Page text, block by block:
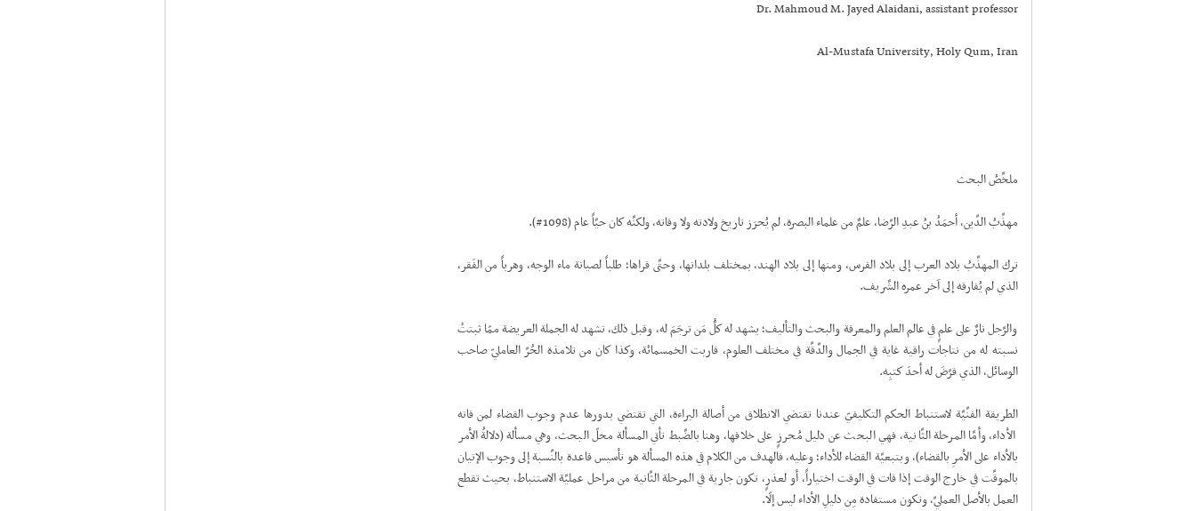
Dr. Mahmoud M. Jayed Alaidani, assistant professor
Al-Mustafa University, Holy Qum, Iran
ملخَّصُ البحث
مهذِّبُ الدِّين، أحمَدُ بنُ عبدِ الرِّضا، علمٌ من علماء البصرة، لم يُحرَز تاريخ ولادته ولا وفاته، ولكنَّه كان حيَّاً عام (1098#).
ترك المهذِّبُ بلاد العرب إلى بلاد الفرس، ومنها إلى بلاد الهند، بمختلف بلدانها، وحتَّى قراها؛ طلباً لصيانة ماء الوجه، وهرباً من الفَقر،
الذي لم يُفارقه إلى آخر عمره الشَّريف.
والرَّجل نارٌ على علمٍ في عالم العلم والمعرفة والبحث والتأليف؛ يشهد له كلُّ مَن ترجَمَ له، وقبل ذلك، تشهد له الجملة العريضة ممّا ثبتتْ
نسبته له من نتاجات راقية غاية في الجمال والدِّقَّة في مختلف العلوم، قاربت الخمسمائة، وكذا كان من تلامذة الحُرِّ العامليّ صاحب
الوسائل، الذي قرَّضَ له أحدَ كتبِه.
الطريقة الفنِّيَّة لاستنباط الحكم التكليفيّ عندنا تقتضي الانطلاق من أصالة البراءة، التي تقتضي بدورها عدم وجوب القضاء لمن فاته
الأداء، وأمَّا المرحلة الثَّانية، فهي البحث عن دليل مُحرزٍ على خلافها، وهنا بالضَّبط تأتي المسألة محلّ البحث، وهي مسألة (دلالةُ الأمر
بالأداء على الأمرِ بالقضاء)، وبتبعيَّة القضاء للأداء؛ وعليه، فالهدف من الكلام في هذه المسألة هو تأسيس قاعدة بالنِّسبة إلى وجوب الإتيان
بالموقَّت في خارج الوقت إذا فات في الوقت اختياراً، أو لعذرٍ، تكون جارية في المرحلة الثَّانية من مراحل عمليَّة الاستنباط، بحيث تقطع
العمل بالأصل العمليِّ، وتكون مستفادة مِن دليلِ الأداء ليس إلّا.